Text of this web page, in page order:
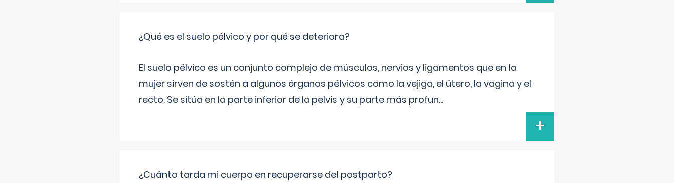
¿Qué es el suelo pélvico y por qué se deteriora?
El suelo pélvico es un conjunto complejo de músculos, nervios y ligamentos que en la
mujer sirven de sostén a algunos órganos pélvicos como la vejiga, el útero, la vagina y el
recto. Se sitúa en la parte inferior de la pelvis y su parte más profun...
+
¿Cuánto tarda mi cuerpo en recuperarse del postparto?